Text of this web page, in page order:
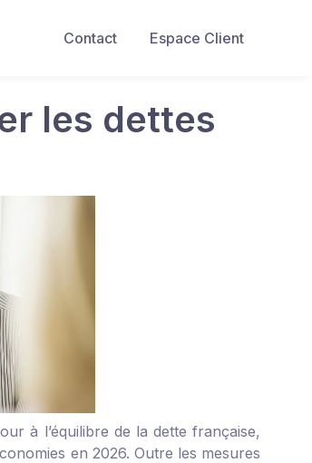
Contact
Espace Client
les dettes
à l’équilibre de la dette française,
en 2026. Outre les mesures